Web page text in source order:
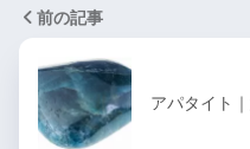
前の記事
アパタイト